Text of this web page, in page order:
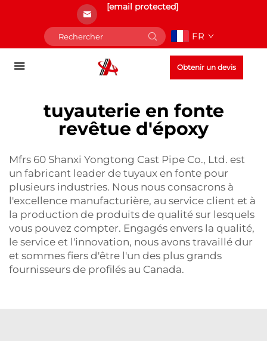
[email protected]
FR
Obtenir un devis
tuyauterie en fonte
revêtue d'époxy
Mfrs 60 Shanxi Yongtong Cast Pipe Co., Ltd. est
un fabricant leader de tuyaux en fonte pour
plusieurs industries. Nous nous consacrons à
l'excellence manufacturière, au service client et à
la production de produits de qualité sur lesquels
vous pouvez compter. Engagés envers la qualité,
le service et l'innovation, nous avons travaillé dur
et sommes fiers d'être l'un des plus grands
fournisseurs de profilés au Canada.